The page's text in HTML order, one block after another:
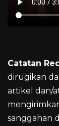
Catatan
dirugikan
artikel dan/
sanggahan